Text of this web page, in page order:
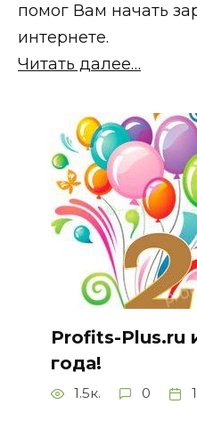
помог Вам начать
интернете.
Читать далее…
Profits-Plus.ru
года!
1.5к. 0